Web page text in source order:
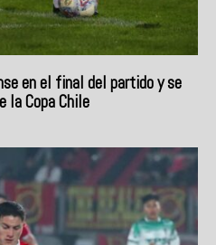
en el final del partido y se
la Copa Chile